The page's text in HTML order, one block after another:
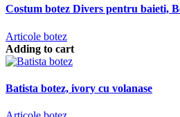
Costum botez Divers pentru baieti,
Articole botez
Adding to cart
Batista botez, ivory cu volanase